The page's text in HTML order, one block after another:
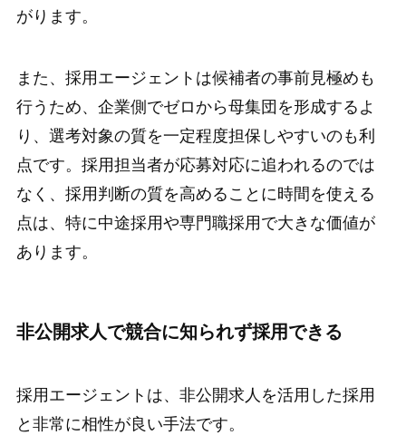
がります。
また、採用エージェントは候補者の事前見極めも
行うため、企業側でゼロから母集団を形成するよ
り、選考対象の質を一定程度担保しやすいのも利
点です。採用担当者が応募対応に追われるのでは
なく、採用判断の質を高めることに時間を使える
点は、特に中途採用や専門職採用で大きな価値が
あります。
非公開求人で競合に知られず採用できる
採用エージェントは、非公開求人を活用した採用
と非常に相性が良い手法です。